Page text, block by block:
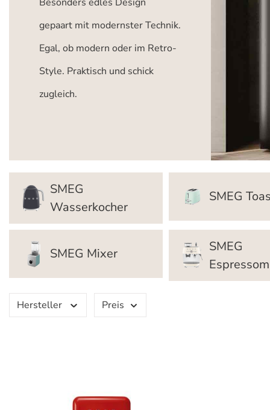
gepaart mit modernster Technik.
Egal, ob modern oder im Retro-
Style. Praktisch und schick
zugleich.
SMEG
Wasserkocher
SMEG
SMEG Mixer
SMEG
Hersteller Preis